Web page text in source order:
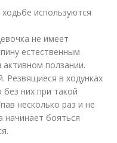
используются
не имеет
естественным
активном ползании.
Резвящиеся в ходунках
них при такой
несколько раз и не
начинает бояться